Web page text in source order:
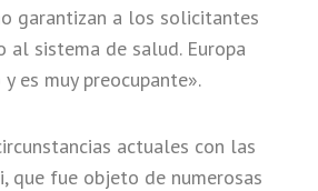
garantizan a los solicitantes
al sistema de salud. Europa
es muy preocupante».
actuales con las
que fue objeto de numerosas